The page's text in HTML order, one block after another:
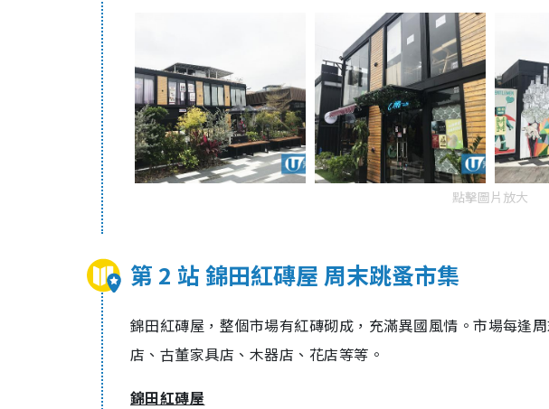
點擊圖片放大
第 2 站 錦田紅磚屋 周末跳蚤市集
錦田紅磚屋，整個市場有紅磚砌成，充滿異國風情。市場每逢
店、古董家具店、木器店、花店等等。
錦田紅磚屋